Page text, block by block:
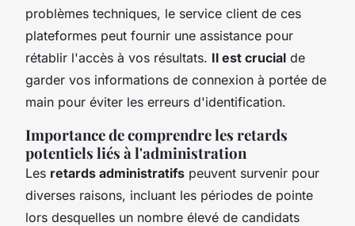
problèmes techniques, le service client de ces
plateformes peut fournir une assistance pour
rétablir l'accès à vos résultats. Il est crucial de
garder vos informations de connexion à portée de
main pour éviter les erreurs d'identification.
Importance de comprendre les retards
potentiels liés à l'administration
Les retards administratifs peuvent survenir pour
diverses raisons, incluant les périodes de pointe
lors desquelles un nombre élevé de candidats